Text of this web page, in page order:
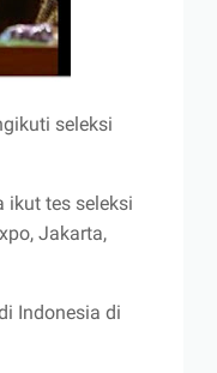
seleksi
ikut tes seleksi
Jakarta,
Indonesia di